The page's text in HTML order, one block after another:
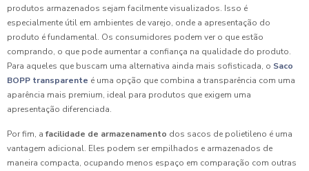
produtos armazenados sejam facilmente visualizados. Isso é
especialmente útil em ambientes de varejo, onde a apresentação do
produto é fundamental. Os consumidores podem ver o que estão
comprando, o que pode aumentar a confiança na qualidade do produto.
Para aqueles que buscam uma alternativa ainda mais sofisticada, o Saco
BOPP transparente é uma opção que combina a transparência com uma
aparência mais premium, ideal para produtos que exigem uma
apresentação diferenciada.
Por fim, a facilidade de armazenamento dos sacos de polietileno é uma
vantagem adicional. Eles podem ser empilhados e armazenados de
maneira compacta, ocupando menos espaço em comparação com outras